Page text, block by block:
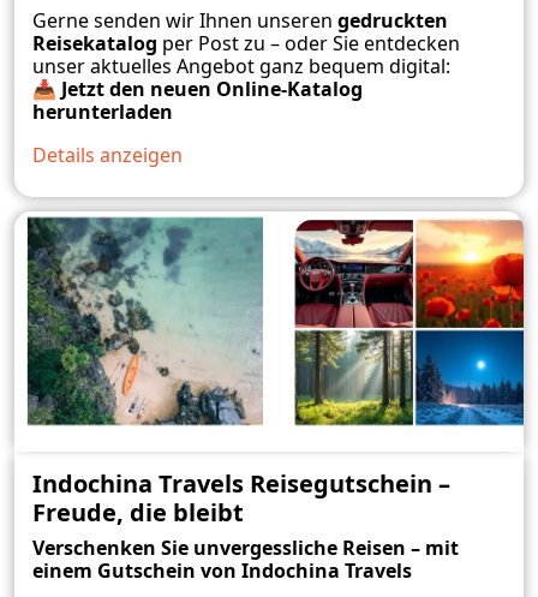
Gerne senden wir Ihnen unseren gedruckten
Reisekatalog per Post zu – oder Sie entdecken
unser aktuelles Angebot ganz bequem digital:
📥 Jetzt den neuen Online-Katalog
herunterladen
Details anzeigen
Indochina Travels Reisegutschein –
Freude, die bleibt
Verschenken Sie unvergessliche Reisen – mit
einem Gutschein von Indochina Travels